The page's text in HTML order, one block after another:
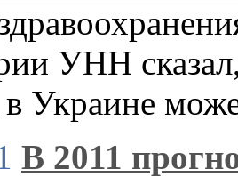
УНН
Украине
В 2011